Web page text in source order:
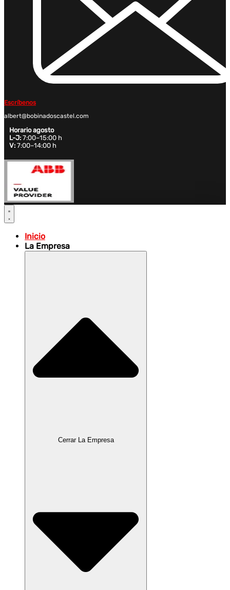
Escríbenos
albert@bobinadoscastel.com
Horario agosto
L-J: 7:00–15:00 h
V: 7:00–14:00 h
Inicio
La Empresa
Cerrar La Empresa